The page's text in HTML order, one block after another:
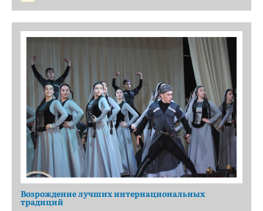
Возрождение лучших интернациональных
традиций